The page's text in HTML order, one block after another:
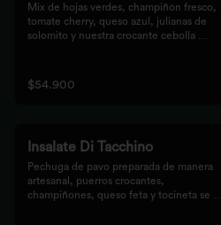
Mix de hojas verdes, champiñón fresco,
tomate cherry, queso azul, julianas de
solomito y nuestra crocante cebolla
$54.900
Insalate Di Tacchino
Pechuga de pavo preparada de manera
artesanal, puerros crocantes,
champiñones, queso feta y tocineta se